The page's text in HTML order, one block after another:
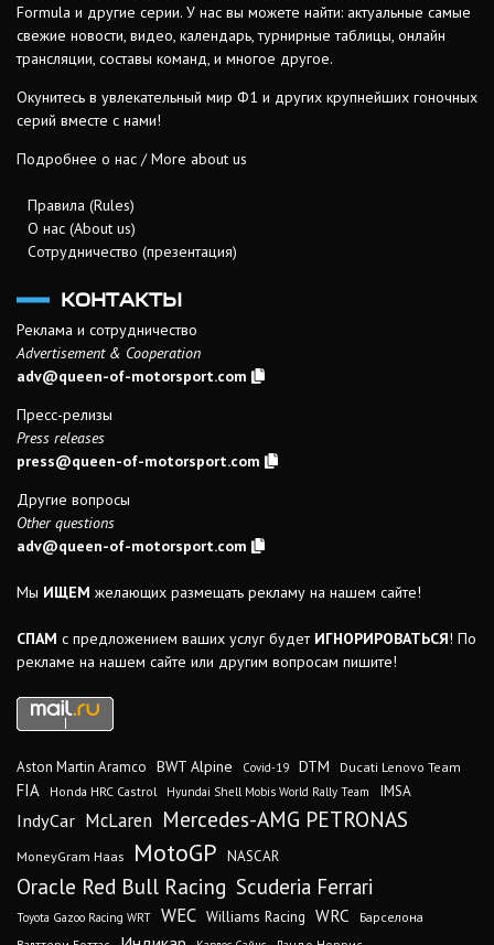
Formula и другие серии. У нас вы можете найти: актуальные самые
свежие новости, видео, календарь, турнирные таблицы, онлайн
трансляции, составы команд, и многое другое.
Окунитесь в увлекательный мир Ф1 и других крупнейших гоночных
серий вместе с нами!
Подробнее о нас / More about us
Правила (Rules)
О нас (About us)
Сотрудничество (презентация)
КОНТАКТЫ
Реклама и сотрудничество
Advertisement & Cooperation
adv@queen-of-motorsport.com
Пресс-релизы
Press releases
press@queen-of-motorsport.com
Другие вопросы
Other questions
adv@queen-of-motorsport.com
Мы ИЩЕМ желающих размещать рекламу на нашем сайте!
СПАМ с предложением ваших услуг будет ИГНОРИРОВАТЬСЯ! По
рекламе на нашем сайте или другим вопросам пишите!
Aston Martin Aramco BWT Alpine Covid-19 DTM Ducati Lenovo Team
FIA Honda HRC Castrol Hyundai Shell Mobis World Rally Team IMSA
IndyCar McLaren Mercedes-AMG PETRONAS
MoneyGram Haas MotoGP NASCAR
Oracle Red Bull Racing Scuderia Ferrari
Toyota Gazoo Racing WRT WEC Williams Racing WRC
Барселона